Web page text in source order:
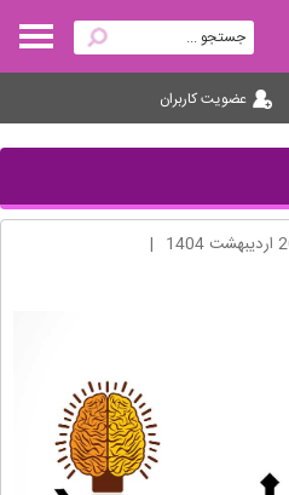
عضویت کاربران
|